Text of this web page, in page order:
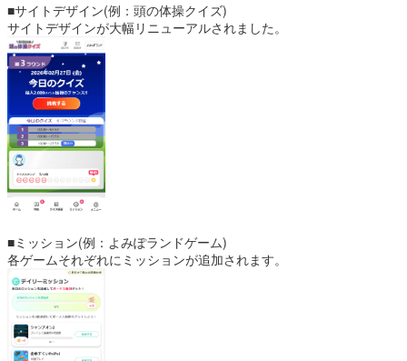
■サイトデザイン(例：頭の体操クイズ)
サイトデザインが大幅リニューアルされました。
■ミッション(例：よみぽランドゲーム)
各ゲームそれぞれにミッションが追加されます。